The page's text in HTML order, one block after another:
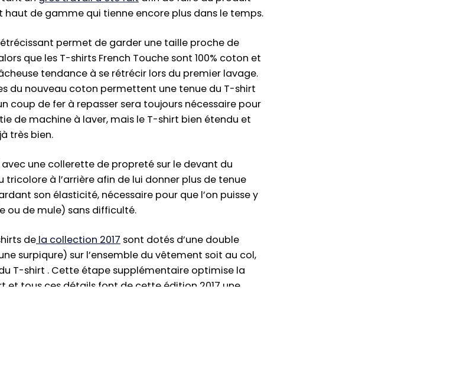
haut de gamme qui tienne encore plus dans le temps.
permet de garder une taille proche de
que les T-shirts French Touche sont 100% coton et
tendance à se rétrécir lors du premier lavage.
du nouveau coton permettent une tenue du T-shirt
coup de fer à repasser sera toujours nécessaire pour
de machine à laver, mais le T-shirt bien étendu et
très bien.
une collerette de propreté sur le devant du
à l’arrière afin de lui donner plus de tenue
son élasticité, nécessaire pour que l’on puisse y
ou de mule) sans difficulté.
de la collection 2017 sont dotés d’une double
surpiqure) sur l’ensemble du vêtement soit au col,
T-shirt . Cette étape supplémentaire optimise la
et tous ces détails font de cette édition 2017 une